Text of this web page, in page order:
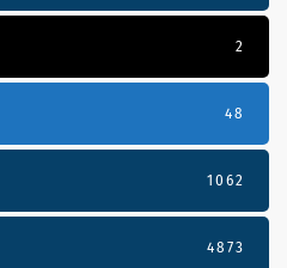
2
48
1062
4873